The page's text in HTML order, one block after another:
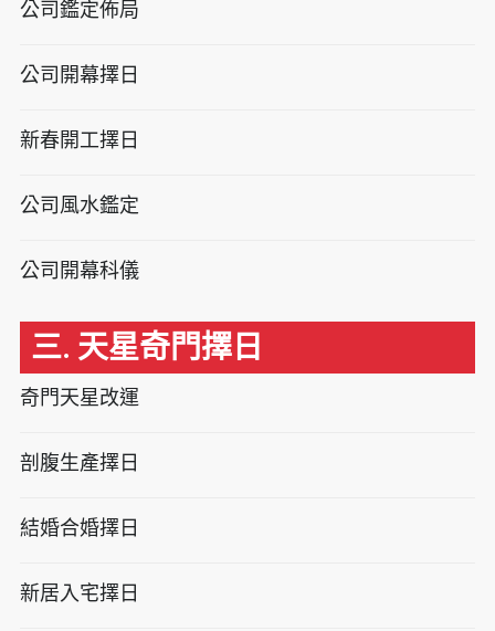
公司鑑定佈局
公司開幕擇日
新春開工擇日
公司風水鑑定
公司開幕科儀
三. 天星奇門擇日
奇門天星改運
剖腹生產擇日
結婚合婚擇日
新居入宅擇日